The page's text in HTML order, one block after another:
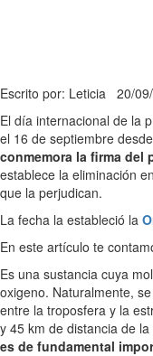
Escrito por: Leticia 20/
El día internacional de la
el 16 de septiembre
conmemora la firma del
establece la eliminación
que la perjudican.
La fecha la estableció la
En este artículo te
Es una sustancia cuya
oxigeno. Naturalmente,
entre la troposfera y la
y 45 km de distancia de
es de fundamental